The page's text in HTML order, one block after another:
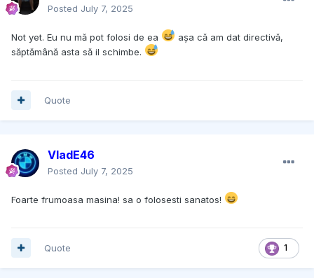
Posted July 7, 2025
Not yet. Eu nu mă pot folosi de ea
așa că am dat directivă,
săptămână asta să il schimbe.
Quote
VladE46
Posted July 7, 2025
Foarte frumoasa masina! sa o folosesti sanatos!
1
Quote